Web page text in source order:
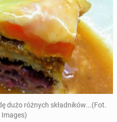
dużo różnych skład­ni­ków...(Fot.
Images)